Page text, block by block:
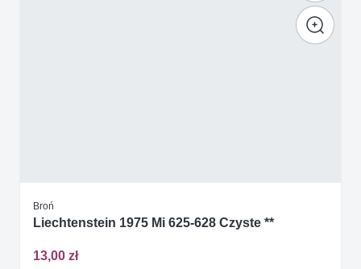
Broń
Liechtenstein 1975 Mi 625-628 Czyste **
13,00 zł